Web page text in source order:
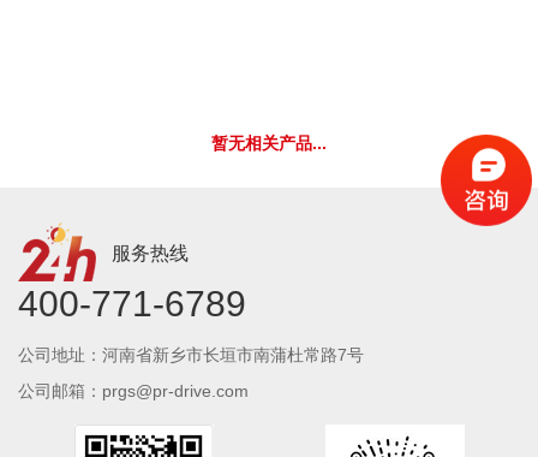
暂无相关产品...
服务热线
400-771-6789
公司地址：河南省新乡市长垣市南蒲杜常路7号
公司邮箱：prgs@pr-drive.com